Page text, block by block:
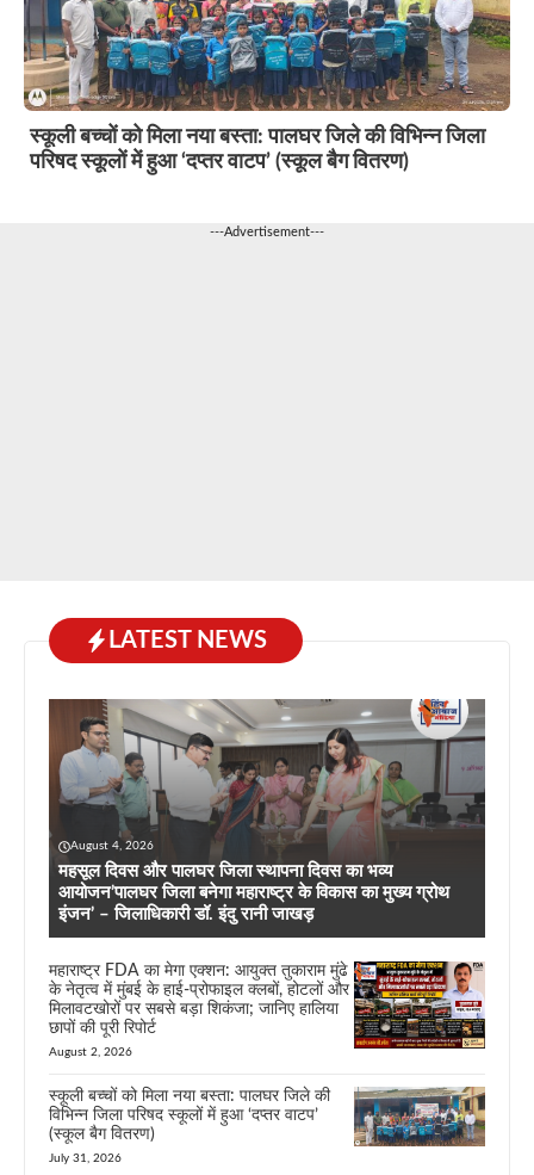
स्कूली बच्चों को मिला नया बस्ता: पालघर जिले की विभिन्न जिला
परिषद स्कूलों में हुआ ‘दप्तर वाटप’ (स्कूल बैग वितरण)
---Advertisement---
LATEST NEWS
August 4, 2026
महसूल दिवस और पालघर जिला स्थापना दिवस का भव्य
आयोजन’पालघर जिला बनेगा महाराष्ट्र के विकास का मुख्य ग्रोथ
इंजन’ – जिलाधिकारी डॉ. इंदु रानी जाखड़
महाराष्ट्र FDA का मेगा एक्शन: आयुक्त तुकाराम मुंढे
के नेतृत्व में मुंबई के हाई-प्रोफाइल क्लबों, होटलों और
मिलावटखोरों पर सबसे बड़ा शिकंजा; जानिए हालिया
छापों की पूरी रिपोर्ट
August 2, 2026
स्कूली बच्चों को मिला नया बस्ता: पालघर जिले की
विभिन्न जिला परिषद स्कूलों में हुआ ‘दप्तर वाटप’
(स्कूल बैग वितरण)
July 31, 2026